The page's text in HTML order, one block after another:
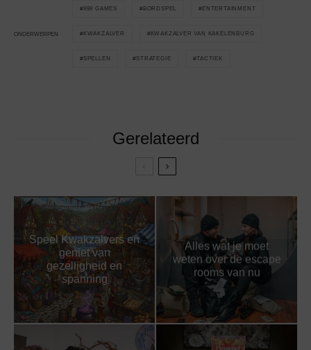
ONDERWERPEN
999 GAMES BORDSPEL ENTERTAINMENT
KWAKZALVER KWAKZALVER VAN KAKELENBURG
SPELLEN STRATEGIE TACTIEK
Gerelateerd
Speel Kwakzalvers en
geniet van
gezelligheid en
spanning
Alles wat je moet
weten over de escape
rooms van nu